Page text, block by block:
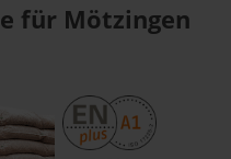
für Mötzingen